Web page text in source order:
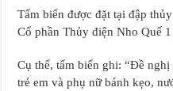
Tấm biển được đặt tại đập
Cổ phần Thủy điện Nho Quế
Cụ thể, tấm biển ghi: “Đề
trẻ em và phụ nữ bánh kẹo,